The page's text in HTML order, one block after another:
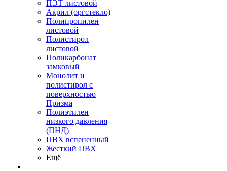
ПЭТ листовой
Акрил (оргстекло)
Полипропилен
листовой
Полистирол
листовой
Поликарбонат
замковый
Монолит и
полистирол с
поверхностью
Призма
Полиэтилен
низкого давления
(ПНД)
ПВХ вспененный
Жесткий ПВХ
Ещё